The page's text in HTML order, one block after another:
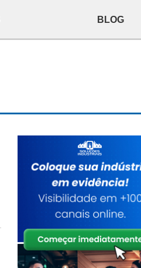
BLOG